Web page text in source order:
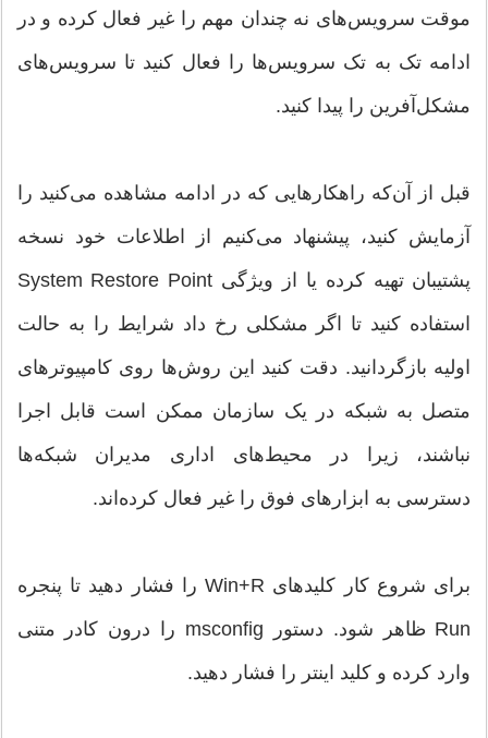
موقت سرویس‌های نه چندان مهم را غیر فعال کرده و در
ادامه تک به تک سرویس‌ها را فعال کنید تا سرویس‌های
مشکل‌آفرین را پیدا کنید.
قبل از آن‌که راهکارهایی که در ادامه مشاهده می‌کنید را
آزمایش کنید، پیشنهاد می‌کنیم از اطلاعات خود نسخه
پشتیبان تهیه کرده یا از ویژگی System Restore Point
استفاده کنید تا اگر مشکلی رخ داد شرایط را به حالت
اولیه بازگردانید. دقت کنید این روش‌ها روی کامپیوترهای
متصل به شبکه در یک سازمان ممکن است قابل اجرا
نباشند، زیرا در محیط‌های اداری مدیران شبکه‌ها
دسترسی به ابزارهای فوق را غیر فعال کرده‌اند.
برای شروع کار کلیدهای Win+R را فشار دهید تا پنجره
Run ظاهر شود. دستور msconfig را درون کادر متنی
وارد کرده و کلید اینتر را فشار دهید.